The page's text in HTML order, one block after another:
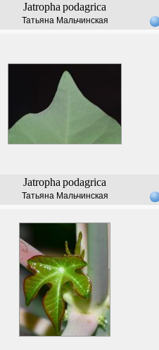
Jatropha podagrica
Татьяна Мальчинская
Jatropha podagrica
Татьяна Мальчинская